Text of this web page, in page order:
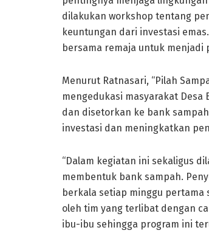
dilakukan workshop tentang
keuntungan dari investasi
bersama remaja untuk menjadi
Menurut Ratnasari, “Pilah
mengedukasi masyarakat
dan disetorkan ke bank
investasi dan meningkatkan
“Dalam kegiatan ini sekaligus
membentuk bank sampah.
berkala setiap minggu
oleh tim yang terlibat dengan
ibu-ibu sehingga program ini